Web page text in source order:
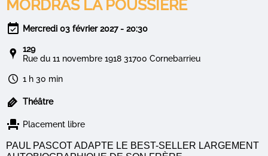
MORDRAS LA POUSSIERE
Mercredi 03 février 2027 - 20:30
129
Rue du 11 novembre 1918 31700 Cornebarrieu
1 h 30 min
Théâtre
Placement libre
PAUL PASCOT ADAPTE LE BEST-SELLER LARGEMENT